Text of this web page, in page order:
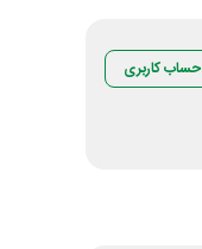
حساب کاربری